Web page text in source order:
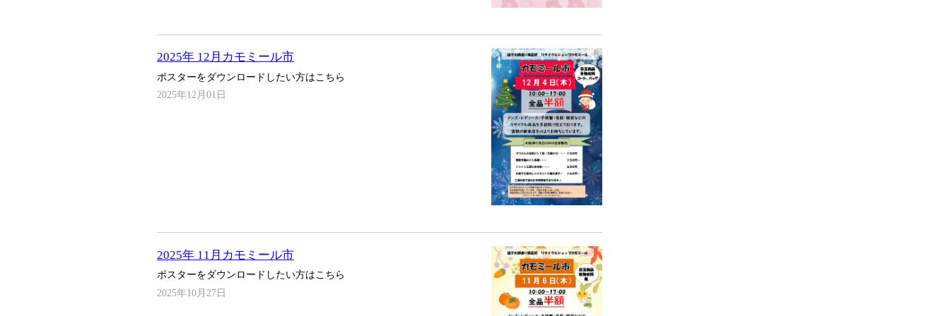
2025年 12月カモミール市
ポスターをダウンロードしたい方はこちら
2025年12月01日
2025年 11月カモミール市
ポスターをダウンロードしたい方はこちら
2025年10月27日